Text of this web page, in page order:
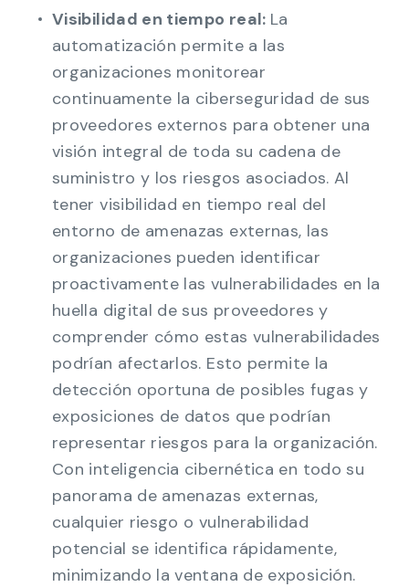
Visibilidad en tiempo real: La
automatización permite a las
organizaciones monitorear
continuamente la ciberseguridad de sus
proveedores externos para obtener una
visión integral de toda su cadena de
suministro y los riesgos asociados. Al
tener visibilidad en tiempo real del
entorno de amenazas externas, las
organizaciones pueden identificar
proactivamente las vulnerabilidades en la
huella digital de sus proveedores y
comprender cómo estas vulnerabilidades
podrían afectarlos. Esto permite la
detección oportuna de posibles fugas y
exposiciones de datos que podrían
representar riesgos para la organización.
Con inteligencia cibernética en todo su
panorama de amenazas externas,
cualquier riesgo o vulnerabilidad
potencial se identifica rápidamente,
minimizando la ventana de exposición.